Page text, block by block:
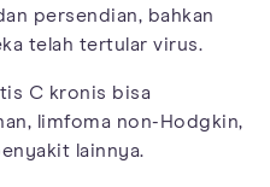
persendian, bahkan
telah tertular virus.
C kronis bisa
limfoma non-Hodgkin,
lainnya.